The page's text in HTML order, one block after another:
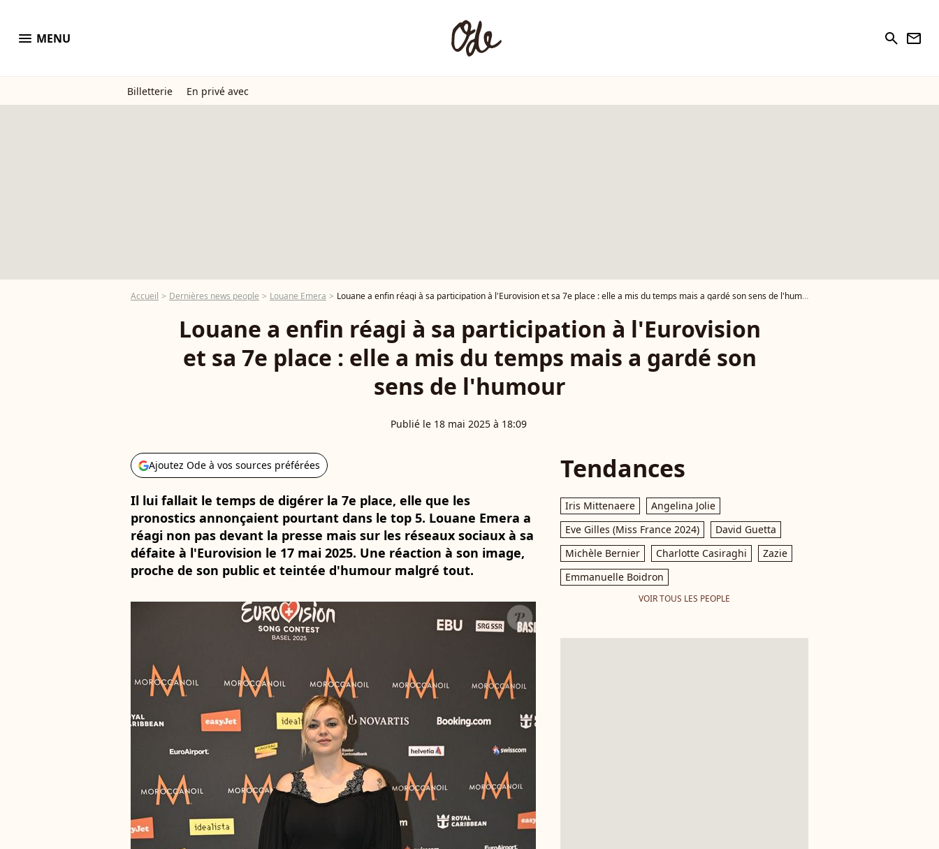
menu MENU search newsletter
Billetterie En privé avec
Accueil Dernières news people Louane Emera Louane a enfin réagi à sa participation à l'Eurovision et sa 7e place : elle a mis du temps mais a gardé son sens de l'humour
Louane a enfin réagi à sa participation à l'Eurovision
et sa 7e place : elle a mis du temps mais a gardé son
sens de l'humour
Publié le 18 mai 2025 à 18:09
Ajoutez Ode à vos sources préférées
Il lui fallait le temps de digérer la 7e place, elle que les
pronostics annonçaient pourtant dans le top 5. Louane Emera a
réagi non pas devant la presse mais sur les réseaux sociaux à sa
défaite à l'Eurovision le 17 mai 2025. Une réaction à son image,
proche de son public et teintée d'humour malgré tout.
Tendances
Iris Mittenaere
Angelina Jolie
Eve Gilles (Miss France 2024)
David Guetta
Michèle Bernier
Charlotte Casiraghi
Zazie
Emmanuelle Boidron
VOIR TOUS LES PEOPLE